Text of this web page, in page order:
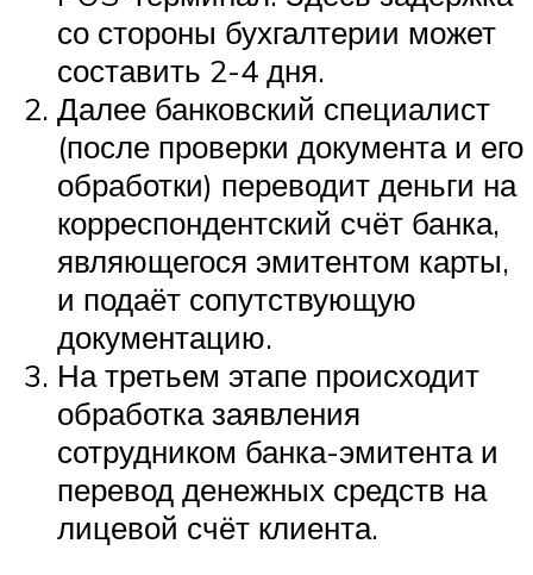
со стороны бухгалтерии может
составить 2-4 дня.
Далее банковский специалист
(после проверки документа и его
обработки) переводит деньги на
корреспондентский счёт банка,
являющегося эмитентом карты,
и подаёт сопутствующую
документацию.
На третьем этапе происходит
обработка заявления
сотрудником банка-эмитента и
перевод денежных средств на
лицевой счёт клиента.